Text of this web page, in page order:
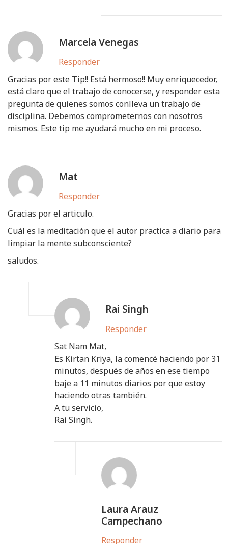
Marcela Venegas
Responder
Gracias por este Tip!! Está hermoso!! Muy enriquecedor,
está claro que el trabajo de conocerse, y responder esta
pregunta de quienes somos conlleva un trabajo de
disciplina. Debemos comprometernos con nosotros
mismos. Este tip me ayudará mucho en mi proceso.
Mat
Responder
Gracias por el articulo.
Cuál es la meditación que el autor practica a diario para
limpiar la mente subconsciente?
saludos.
Rai Singh
Responder
Sat Nam Mat,
Es Kirtan Kriya, la comencé haciendo por 31
minutos, después de años en ese tiempo
baje a 11 minutos diarios por que estoy
haciendo otras también.
A tu servicio,
Rai Singh.
Laura Arauz
Campechano
Responder